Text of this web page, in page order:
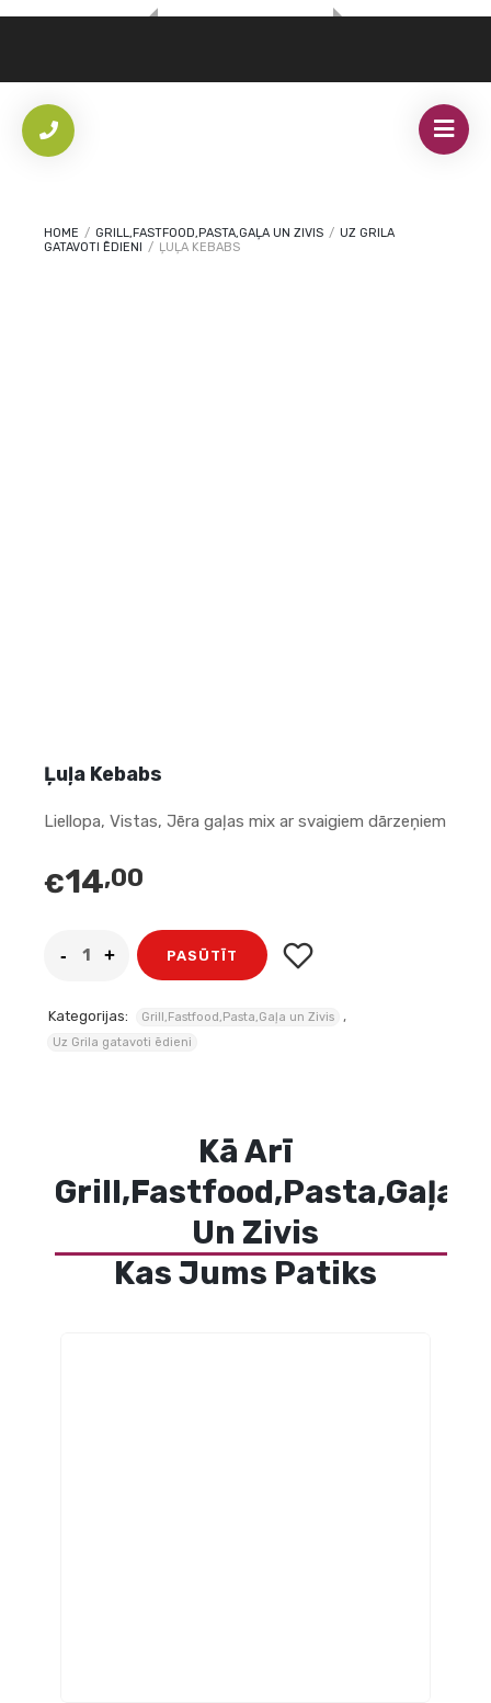
HOME / GRILL,FASTFOOD,PASTA,GAĻA UN ZIVIS / UZ GRILA
GATAVOTI ĒDIENI / ĻUĻA KEBABS
Ļuļa Kebabs
Liellopa, Vistas, Jēra gaļas mix ar svaigiem dārzeņiem
€14,00
PASŪTĪT
Kategorijas: Grill,Fastfood,Pasta,Gaļa un Zivis ,
Uz Grila gatavoti ēdieni
Kā Arī
Grill,Fastfood,Pasta,Gaļa
Un Zivis
Kas Jums Patiks